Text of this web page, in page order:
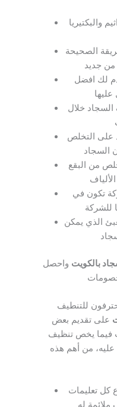
والبكتيريا
الصحيحة
لك افضل
السجاد خلال
على التخلص
من البقع
تكون في
الذي يمكن
بالكويت واحصل
للتنطيف
على تقديم بعض
فيما يخص تنظيف
من أهم هذه
كل تعليمات